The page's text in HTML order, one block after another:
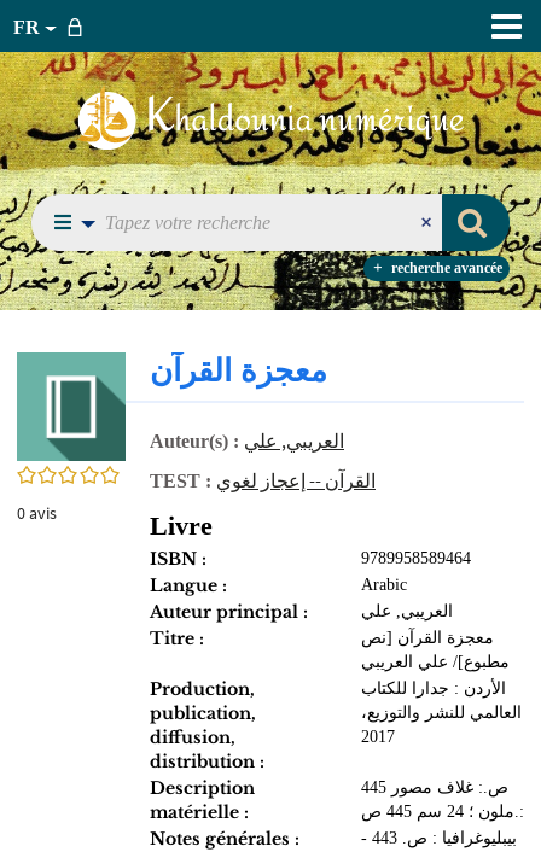
FR
recherche avancée
0/5
0avis
معجزة القرآن
Auteur(s) : العريبي, علي
TEST : القرآن -- إعجاز لغوي
Livre
ISBN : 9789958589464
Langue : Arabic
Auteur principal : العريبي, علي
Titre :
معجزة القرآن [نص
مطبوع]/ علي العريبي
Production,
publication,
diffusion,
distribution :
الأردن : جدارا للكتاب
العالمي للنشر والتوزيع،
2017
Description
matérielle :
445 ص.: غلاف مصور
ملون ؛ 24 سم 445 ص.:
Notes générales :
بيبليوغرافيا : ص. 443 -